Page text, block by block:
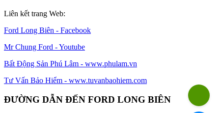
Liên kết trang Web:
Ford Long Biên - Facebook
Mr Chung Ford - Youtube
Bất Động Sản Phú Lâm - www.phulam.vn
Tư Vấn Bảo Hiểm - www.tuvanbaohiem.com
ĐƯỜNG DẪN ĐẾN FORD LONG BIÊN